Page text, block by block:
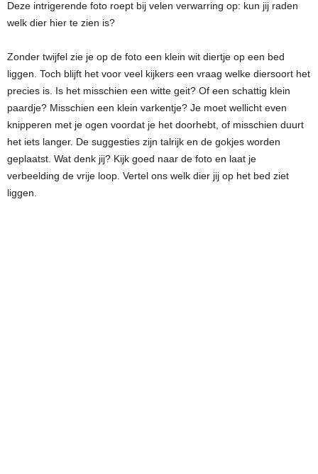
Deze intrigerende foto roept bij velen verwarring op: kun jij raden
welk dier hier te zien is?
Zonder twijfel zie je op de foto een klein wit diertje op een bed
liggen. Toch blijft het voor veel kijkers een vraag welke diersoort het
precies is. Is het misschien een witte geit? Of een schattig klein
paardje? Misschien een klein varkentje? Je moet wellicht even
knipperen met je ogen voordat je het doorhebt, of misschien duurt
het iets langer. De suggesties zijn talrijk en de gokjes worden
geplaatst. Wat denk jij? Kijk goed naar de foto en laat je
verbeelding de vrije loop. Vertel ons welk dier jij op het bed ziet
liggen.